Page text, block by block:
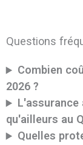
Questions
Combien
2026 ?
qu'ailleurs au
Quelles